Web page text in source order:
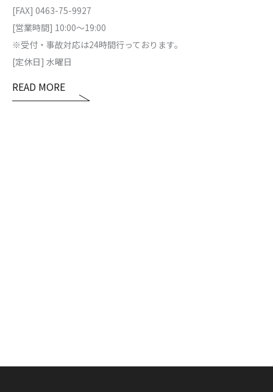
[FAX] 0463-75-9927
[営業時間] 10:00～19:00
※受付・事故対応は24時間行っております。
[定休日] 水曜日
READ MORE